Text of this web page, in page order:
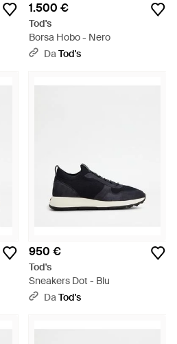
1.500 €
Tod's
Borsa Hobo - Nero
DaTod's
950 €
Tod's
Sneakers Dot - Blu
DaTod's